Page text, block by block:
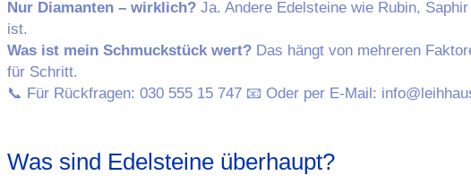
Nur Diamanten – wirklich? Ja. Andere Edelsteine wie Rubin,
ist.
Was ist mein Schmuckstück wert? Das hängt von mehreren
für Schritt.
📞 Für Rückfragen: 030 555 15 747 📧 Oder per E-Mail:
Was sind Edelsteine überhaupt?